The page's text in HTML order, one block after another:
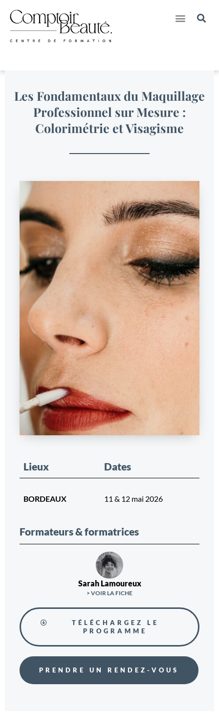
Les Fondamentaux du Maquillage
Professionnel sur Mesure :
Colorimétrie et Visagisme
Lieux Dates
BORDEAUX 11 & 12 mai 2026
Formateurs & formatrices
Sarah Lamoureux
> VOIR LA FICHE
TÉLÉCHARGEZ LE
PROGRAMME
PRENDRE UN RENDEZ-VOUS